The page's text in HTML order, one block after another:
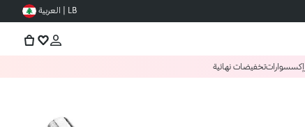
LB | العربية
إكسسواراتتخفيضات نهائية